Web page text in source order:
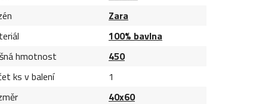
Zara
100% bavlna
hmotnost
450
ks v balení
1
40x60